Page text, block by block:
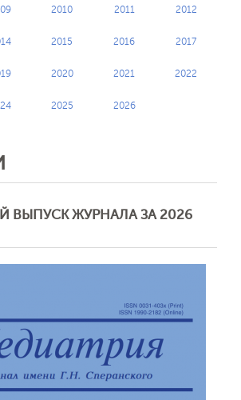
2010 2011 2012
2015 2016 2017
2020 2021 2022
2025 2026
ВЫПУСК ЖУРНАЛА ЗА 2026